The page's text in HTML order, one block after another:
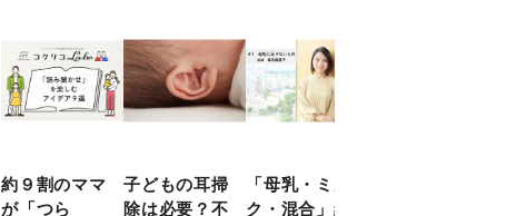
約９割のママ
が「つら
子どもの耳掃
除は必要？不
「母乳・ミル
ク・混合」結